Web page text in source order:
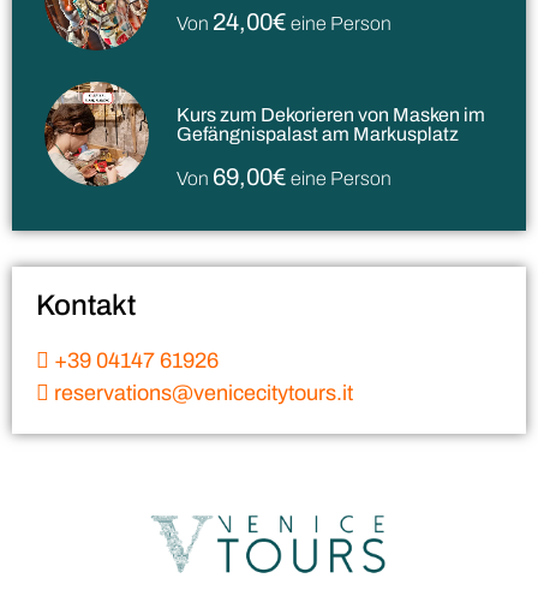
Von 24,00€ eine Person
Kurs zum Dekorieren von Masken im
Gefängnispalast am Markusplatz
Von 69,00€ eine Person
Kontakt
+39 04147 61926
reservations@venicecitytours.it